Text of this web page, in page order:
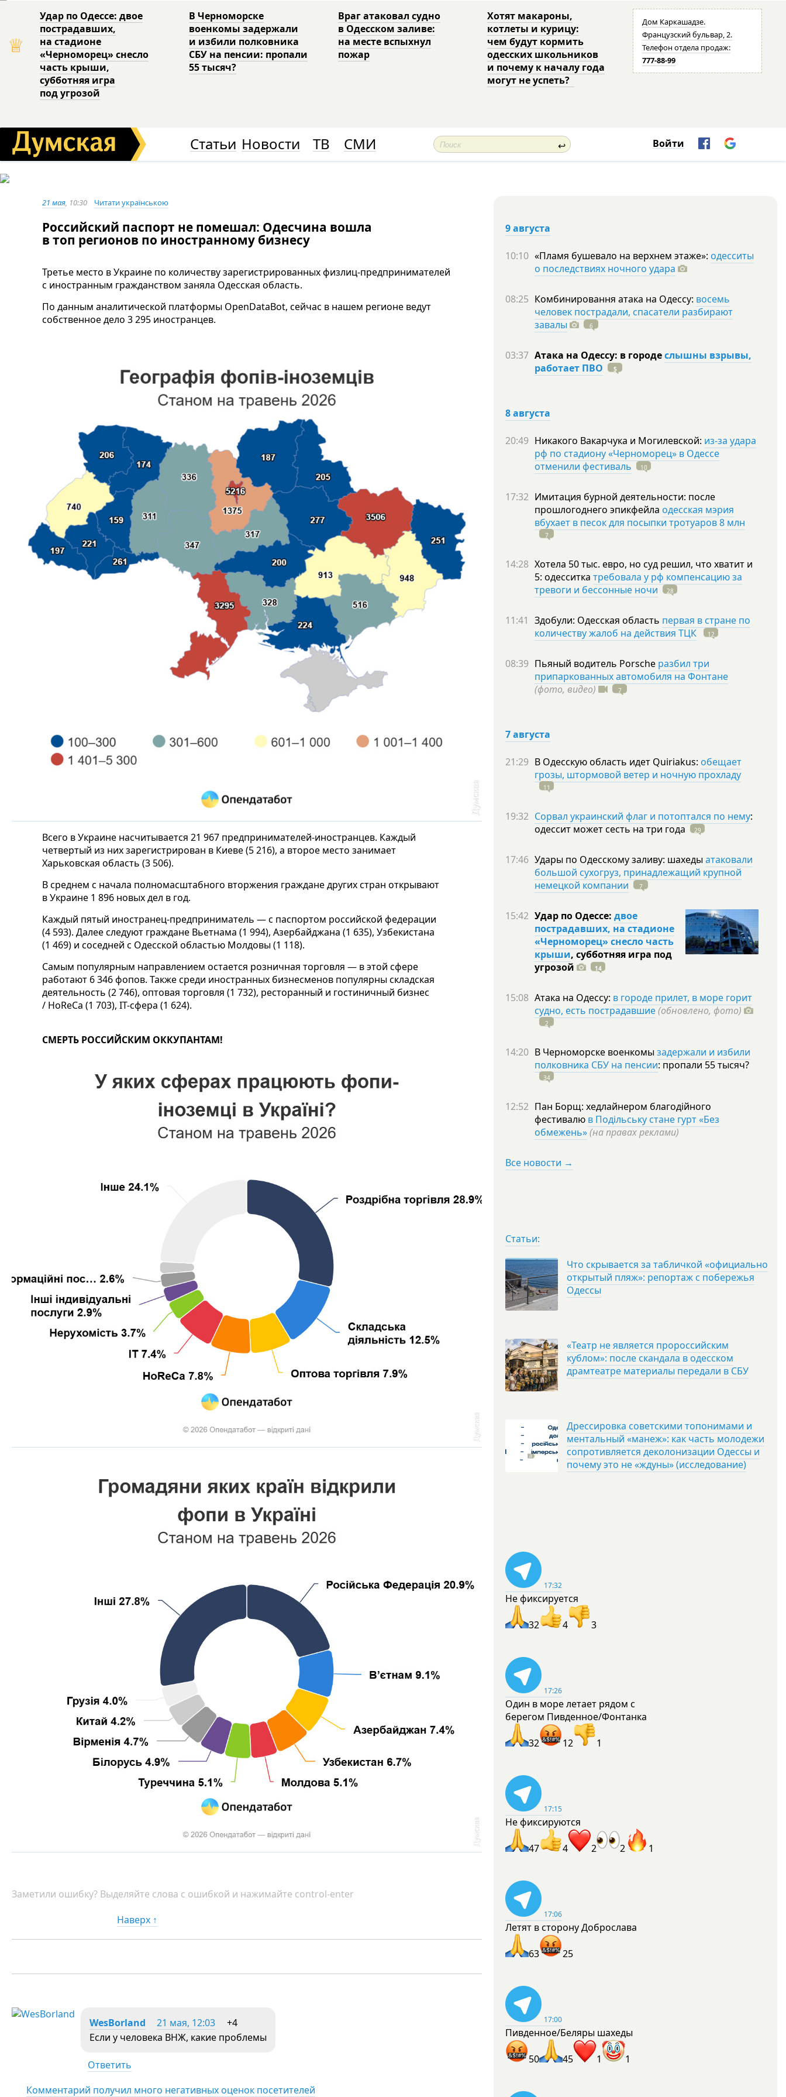
♕
Удар по Одессе: двое
пострадавших,
на стадионе
«Черноморец» снесло
часть крыши,
субботняя игра
под угрозой
В Черноморске
военкомы задержали
и избили полковника
СБУ на пенсии: пропали
55 тысяч?
Враг атаковал судно
в Одесском заливе:
на месте вспыхнул
пожар
Хотят макароны,
котлеты и курицу:
чем будут кормить
одесских школьников
и почему к началу года
могут не успеть?
Дом Каркашадзе.
Французский бульвар, 2.
Телефон отдела продаж:
777-88-99
Статьи Новости ТВ СМИ ↩ Войти
21 мая, 10:30 Читати українською
Российский паспорт не помешал: Одесчина вошла
в топ регионов по иностранному бизнесу
Третье место в Украине по количеству зарегистрированных физлиц-предпринимателей
с иностранным гражданством заняла Одесская область.
По данным аналитической платформы OpenDataBot, сейчас в нашем регионе ведут
собственное дело 3 295 иностранцев.
Всего в Украине насчитывается 21 967 предпринимателей-иностранцев. Каждый
четвертый из них зарегистрирован в Киеве (5 216), а второе место занимает
Харьковская область (3 506).
В среднем с начала полномасштабного вторжения граждане других стран открывают
в Украине 1 896 новых дел в год.
Каждый пятый иностранец-предприниматель — с паспортом российской федерации
(4 593). Далее следуют граждане Вьетнама (1 994), Азербайджана (1 635), Узбекистана
(1 469) и соседней с Одесской областью Молдовы (1 118).
Самым популярным направлением остается розничная торговля — в этой сфере
работают 6 346 фопов. Также среди иностранных бизнесменов популярны складская
деятельность (2 746), оптовая торговля (1 732), ресторанный и гостиничный бизнес
/ HoReCa (1 703), IT-сфера (1 624).
СМЕРТЬ РОССИЙСКИМ ОККУПАНТАМ!
Заметили ошибку? Выделяйте слова с ошибкой и нажимайте control-enter
Наверх ↑
WesBorland 21 мая, 12:03
+4
Если у человека ВНЖ, какие проблемы
Ответить
Комментарий получил много негативных оценок посетителей
9 августа
10:10 «Пламя бушевало на верхнем этаже»: одесситы
о последствиях ночного удара
08:25 Комбинировання атака на Одессу: восемь
человек пострадали, спасатели разбирают
завалы
6
03:37 Атака на Одессу: в городеслышны взрывы,
работает ПВО
5
8 августа
20:49 Никакого Вакарчука и Могилевской: из-за удара
рф по стадиону «Черноморец» в Одессе
отменили фестиваль
10
17:32 Имитация бурной деятельности: после
прошлогоднего эпикфейла одесская мэрия
вбухает в песок для посыпки тротуаров 8 млн
7
14:28 Хотела 50 тыс. евро, но суд решил, что хватит и
5: одесситка требовала у рф компенсацию за
тревоги и бессонные ночи
28
11:41 Здобули: Одесская область первая в стране по
количеству жалоб на действия ТЦК
12
08:39 Пьяный водитель Porsche разбил три
припаркованных автомобиля на Фонтане
(фото, видео)
7
7 августа
21:29 В Одесскую область идет Quiriakus: обещает
грозы, штормовой ветер и ночную прохладу
11
19:32 Сорвал украинский флаг и потоптался по нему:
одессит может сесть на три года 29
17:46 Удары по Одесскому заливу: шахеды атаковали
большой сухогруз, принадлежащий крупной
немецкой компании
7
15:42 Удар по Одессе: двое
пострадавших, на стадионе
«Черноморец» снесло часть
крыши, субботняя игра под
угрозой
14
15:08 Атака на Одессу: в городе прилет, в море горит
судно, есть пострадавшие(обновлено, фото)
2
14:20 В Черноморске военкомы задержали и избили
полковника СБУ на пенсии: пропали 55тысяч?
34
12:52 Пан Борщ: хедлайнером благодійного
фестивалю в Подільську стане гурт «Без
обмежень»(на правах реклами)
Все новости →
Статьи:
Что скрывается за табличкой «официально
открытый пляж»: репортаж с побережья
Одессы
«Театр не является пророссийским
кублом»: после скандала в одесском
драмтеатре материалы передали в СБУ
Дрессировка советскими топонимами и
ментальный «манеж»: как часть молодежи
сопротивляется деколонизации Одессы и
почему это не «ждуны» (исследование)
17:32
Не фиксируется
32 4 3
17:26
Один в море летает рядом с
берегом Пивденное/Фонтанка
32 12 1
17:15
Не фиксируются
47 4 2 2 1
17:06
Летят в сторону Доброслава
63 25
17:00
Пивденное/Беляры шахеды
50 45 1 1